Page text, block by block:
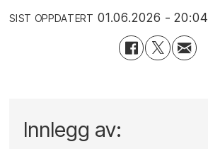
SIST OPPDATERT 01.06.2026 - 20:04
Innlegg av: